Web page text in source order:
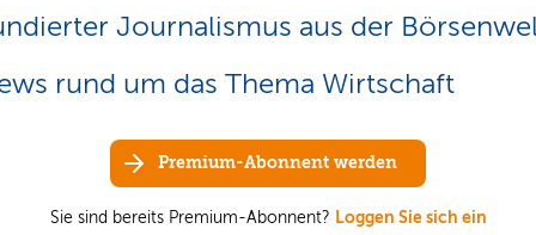
Journalismus aus der
rund um das Thema Wirtschaft
Premium-Abonnent werden
Sie sind bereits Premium-Abonnent? Loggen Sie sich ein